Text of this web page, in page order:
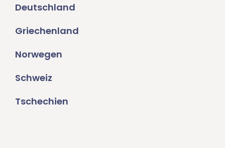
Deutschland
Griechenland
Norwegen
Schweiz
Tschechien